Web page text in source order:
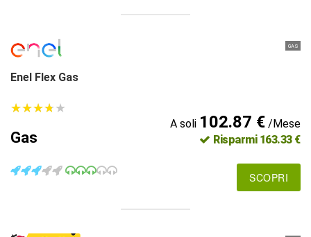
GAS
Enel Flex Gas
★★★★★
★★★★★
Gas
A soli 102.87 €/Mese
Risparmi 163.33 €
SCOPRI